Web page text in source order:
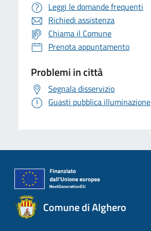
Leggi le domande frequenti
Richiedi assistenza
Chiama il Comune
Prenota appuntamento
Problemi in città
Segnala disservizio
Guasti pubblica illuminazione
Comune di Alghero